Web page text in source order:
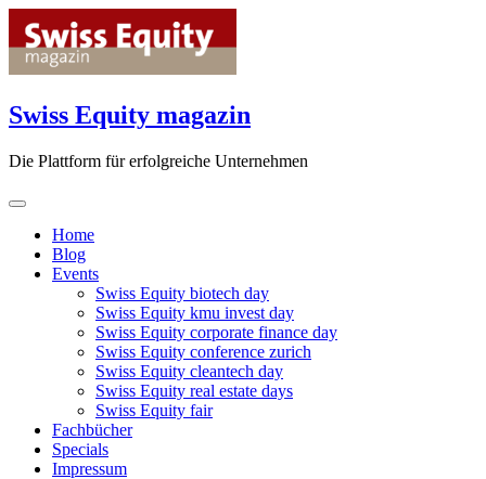
content
Swiss Equity magazin
Die Plattform für erfolgreiche Unternehmen
Home
Blog
Events
Swiss Equity biotech day
Swiss Equity kmu invest day
Swiss Equity corporate finance day
Swiss Equity conference zurich
Swiss Equity cleantech day
Swiss Equity real estate days
Swiss Equity fair
Fachbücher
Specials
Impressum